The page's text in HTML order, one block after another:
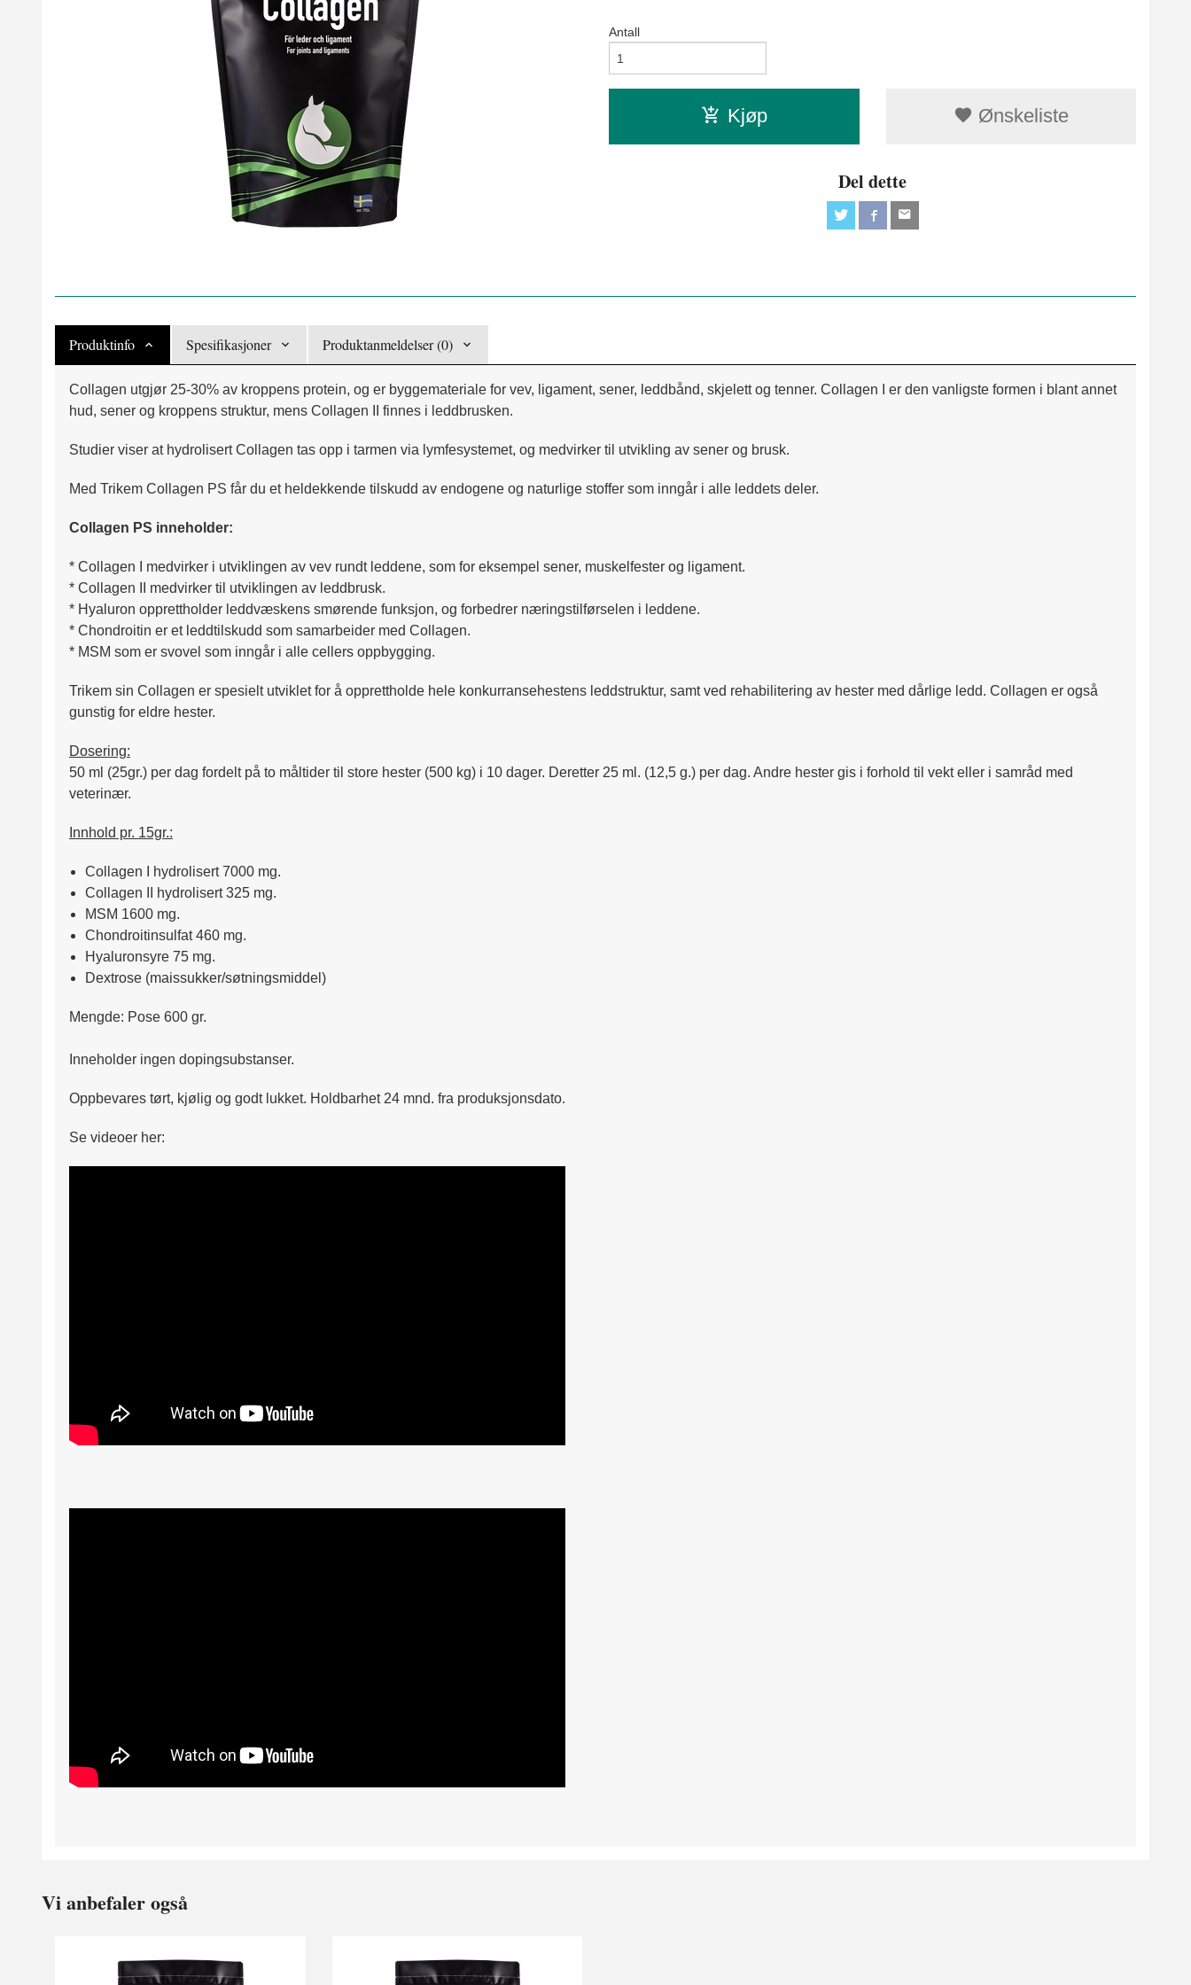
Antall
Kjøp Ønskeliste
Del dette
Produktinfo Spesifikasjoner Produktanmeldelser (0)
Collagen utgjør 25-30% av kroppens protein, og er byggemateriale for vev, ligament, sener, leddbånd, skjelett og tenner. Collagen I er den vanligste formen i blant annet
hud, sener og kroppens struktur, mens Collagen II finnes i leddbrusken.
Studier viser at hydrolisert Collagen tas opp i tarmen via lymfesystemet, og medvirker til utvikling av sener og brusk.
Med Trikem Collagen PS får du et heldekkende tilskudd av endogene og naturlige stoffer som inngår i alle leddets deler.
Collagen PS inneholder:
* Collagen I medvirker i utviklingen av vev rundt leddene, som for eksempel sener, muskelfester og ligament.
* Collagen II medvirker til utviklingen av leddbrusk.
* Hyaluron opprettholder leddvæskens smørende funksjon, og forbedrer næringstilførselen i leddene.
* Chondroitin er et leddtilskudd som samarbeider med Collagen.
* MSM som er svovel som inngår i alle cellers oppbygging.
Trikem sin Collagen er spesielt utviklet for å opprettholde hele konkurransehestens leddstruktur, samt ved rehabilitering av hester med dårlige ledd. Collagen er også
gunstig for eldre hester.
Dosering:
50 ml (25gr.) per dag fordelt på to måltider til store hester (500 kg) i 10 dager. Deretter 25 ml. (12,5 g.) per dag. Andre hester gis i forhold til vekt eller i samråd med
veterinær.
Innhold pr. 15gr.:
Collagen I hydrolisert 7000 mg.
Collagen II hydrolisert 325 mg.
MSM 1600 mg.
Chondroitinsulfat 460 mg.
Hyaluronsyre 75 mg.
Dextrose (maissukker/søtningsmiddel)
Mengde: Pose 600 gr.
Inneholder ingen dopingsubstanser.
Oppbevares tørt, kjølig og godt lukket. Holdbarhet 24 mnd. fra produksjonsdato.
Se videoer her:
Vi anbefaler også